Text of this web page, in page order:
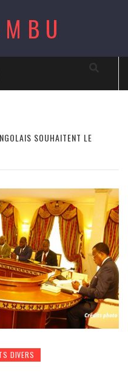
SOUHAITENT LE
DIVERS